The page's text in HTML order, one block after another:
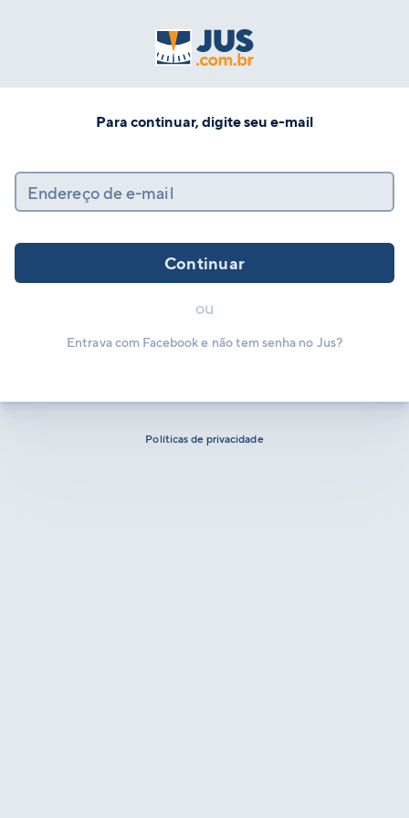
Para continuar, digite seu e-mail
Endereço de e-mail
Continuar
ou
Entrava com Facebook e não tem senha no Jus?
Políticas de privacidade